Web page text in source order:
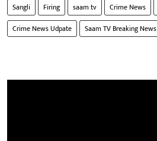
Sangli Firing saam tv Crime News
Crime News Udpate
Saam TV Breaking News